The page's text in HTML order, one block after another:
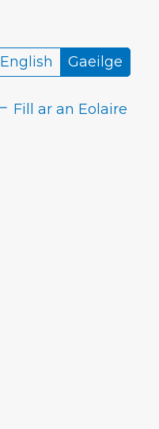
English Gaeilge
Fill ar an Eolaire